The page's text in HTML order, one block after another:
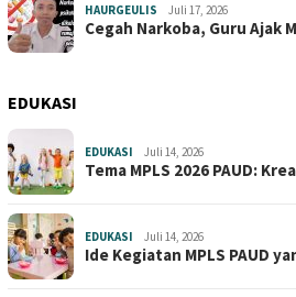
HAURGEULIS Juli 17, 2026
Cegah Narkoba, Guru Ajak
EDUKASI
EDUKASI Juli 14, 2026
Tema MPLS 2026 PAUD:
EDUKASI Juli 14, 2026
Ide Kegiatan MPLS PAUD